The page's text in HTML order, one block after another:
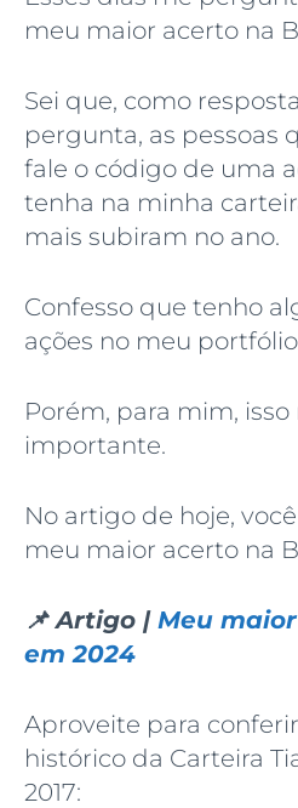
meu maior acerto na
Sei que, como
pergunta, as pessoas
fale o código de uma
tenha na minha
mais subiram no ano.
Confesso que tenho
ações no meu
Porém, para mim, isso
importante.
No artigo de hoje,
meu maior acerto na
📌 Artigo | Meu
em 2024
Aproveite para
histórico da Carteira
2017: